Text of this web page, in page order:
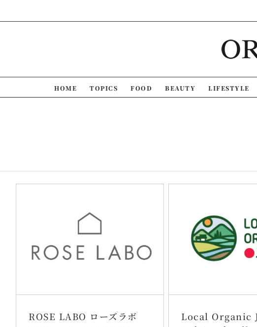
to
HOME TOPICS FOOD BEAUTY LIFESTYLE
ROSE LABO ローズラボ
Local Organic